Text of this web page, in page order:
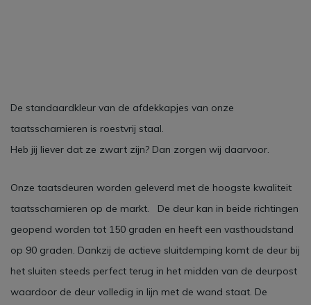
De standaardkleur van de afdekkapjes van onze
taatsscharnieren is roestvrij staal.
Heb jij liever dat ze zwart zijn? Dan zorgen wij daarvoor.
Onze taatsdeuren worden geleverd met de hoogste kwaliteit
taatsscharnieren op de markt. De deur kan in beide richtingen
geopend worden tot 150 graden en heeft een vasthoudstand
op 90 graden. Dankzij de actieve sluitdemping komt de deur bij
het sluiten steeds perfect terug in het midden van de deurpost
waardoor de deur volledig in lijn met de wand staat. De